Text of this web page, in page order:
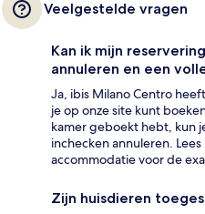
Veelgestelde vragen
Kan ik mijn
annuleren en een
Ja, ibis Milano Centro
je op onze site kunt
kamer geboekt hebt, kun
inchecken annuleren.
accommodatie voor de
Zijn huisdieren